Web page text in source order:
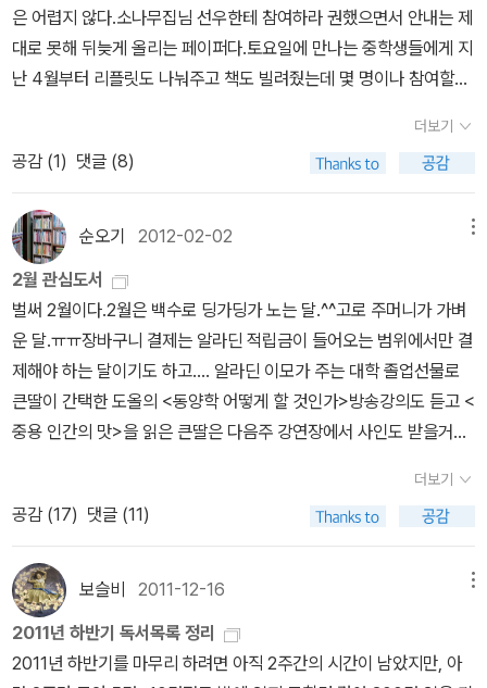
랑으로 치유해 주는 에발트의 엄마와 아빠를 보면서 문화의 성숙과
부모의 자격에 대해 깊이 생각하게 되었다. 그리고 교육에 대해서도.
문제적인 인간과 우리는 어쩔 수 없이 함께 살아야 한다. 인간이 살 수
럼 문제아인 아이들을 껴안아주고 마음속의 벽을 허물어 주는 것은
재피터에게 자신의 자식들처럼 진정한 사랑을 쏟아준다. 작가는 아마
도 이 작품을 통해 이 말을 하고 싶었던 것 같다. 우리가 재피터 같은
인물을 따돌리고, 손가락질 하고 문제아라고 낙인찍기는 쉽지만 에발
트의 부모님처럼 치유해 주기는 쉽지 않다는 것을. 그리고 이 작품에
서 겉 스토리 라인은 재피터의 상처를 치유해 주는 것으로 나오지만
속 스토리라인이 하나 더 있다. 그것은 재피터의 행동을 통해 그를 껴
안아 주면서 에발트네 가족 사이에 쌓여있는 갈등이 해결 되는 것이
다. 부모는 자식을 이해하게 되고, 자식들은 부모의 사랑을 체감하면
서 이 동화는 각기 인물들 사이에 그물망처럼 형성됐던 갈등이 해결
되면서 끝이 난다. 뇌스틀링거의 작품은 단순하게 쓰이지 않고 다층
했을 때 감동의 파고는 극에 달하는 것 같다.
은 어렵지 않다.소나무집님 선우한테 참여하라 권했으면서 안내는 제
대로 못해 뒤늦게 올리는 페이퍼다.토요일에 만나는 중학생들에게 지
난 4월부터 리플릿도 나눠주고 책도 빌려줬는데 몇 명이나 참여할지.
안된다고 안 가져가더라.ㅋㅋ 복도 게시판에 붙여 놓았으니, 볼 사람
은 다 보았을테고... 위에 담긴 책은 학생들이 나한테 빌려간 대상도서
다. 제7회 양철북 독서감상문대회생명·평화·성장을 생각한다하이타
니 겐지로의 발자취를 찾아 떠나는 일본문학기행양철북 카르페디엠
시리즈 읽고 독서감상문·독서신문 만들기 | 응모 기간 | 2012년 4월
20일(금)~5월 30일(수) | 응모 자격 | 독서감상문 부문 청소년(중․
고생) 및 일반인독서신문 부문청소년(중․고생) 및 일반인 → 3명 1팀
이며, 각 팀당 청소년이 1명 이상 참여해야 함 | 대상 도서 | 청소년부
양철북 카르페디엠 시리즈 1~29일 반 부 양철북 카르페디엠 시리즈
1~29 + 《나는 선생님이 좋아요(양장본)》《달려라, 탁샘》※ 대상 도
서에 대한 추가 정보는 도서 목록과 다음 카페를 참고하세요! | 참가
방법 | 독서감상문 부문원고지 15매 안팎(우편과 이메일 모두 가능)
독서신문 부문 형식 자유, 크기 8절 타블로이드 판형, 분량 8면 이내
395-192 양철북 출판사이메일 tindrum@tindrum.co.kr | 시상 내
용 | 독서감상문 부문(개인 시상)• 상냥한마음상 : 일본문학기행 3명
(중․고․일반 각 1명)• 좋은글상 : 도서상품권 3명(총 30만 원)• 노력
상 : 도서상품권 3명(총 15만 원)독서신문 부문(단체 시상)• 마음나
더보기
공감 (1) 댓글 (8)
순오기 2012-02-02
2월 관심도서
벌써 2월이다.2월은 백수로 딩가딩가 노는 달.^^고로 주머니가 가벼
운 달.ㅠㅠ장바구니 결제는 알라딘 적립금이 들어오는 범위에서만 결
제해야 하는 달이기도 하고.... 알라딘 이모가 주는 대학 졸업선물로
큰딸이 간택한 도올의 <동양학 어떻게 할 것인가>방송강의도 듣고 <
중용 인간의 맛>을 읽은 큰딸은 다음주 강연장에서 사인도 받을거란
청했다.그래도 책은 그닥 땡기지 않았는데, 우리딸은 도올을 읽고 만
나다. 예비대학생인 아들은 책선물도 '엄마 맘대로 해~'라고 답
해서 내가 골랐다.전남대생이 될 거니까, 김상봉 교수님 책을 간택했
다~ ^^김용철 변호사 강연할 때 사회보신 교수님께 우리아들이 교수
님 제자로 갈지도 모른다고 했었는데... 아들은 철학과보다는 심리학
과를 가고 싶어했는데, 성적에 맞추다 보니 정외과를 가게 됐지만,김
상봉 교수님 강의를 들을 기회는 있겠지~ ^^ 고딩막내 국어선
더보기
공감 (17) 댓글 (11)
보슬비 2011-12-16
2011년 하반기 독서목록 정리
2011년 하반기를 마무리 하려면 아직 2주간의 시간이 남았지만, 아